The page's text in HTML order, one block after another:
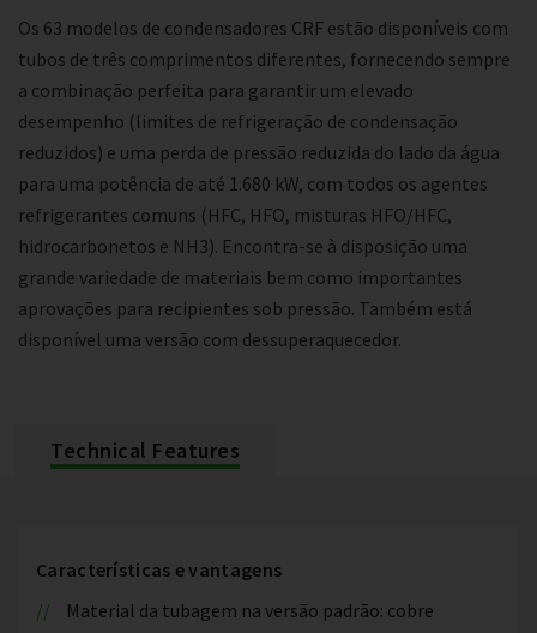
Os 63 modelos de condensadores CRF estão disponíveis com
tubos de três comprimentos diferentes, fornecendo sempre
a combinação perfeita para garantir um elevado
desempenho (limites de refrigeração de condensação
reduzidos) e uma perda de pressão reduzida do lado da água
para uma potência de até 1.680 kW, com todos os agentes
refrigerantes comuns (HFC, HFO, misturas HFO/HFC,
hidrocarbonetos e NH3). Encontra-se à disposição uma
grande variedade de materiais bem como importantes
aprovações para recipientes sob pressão. Também está
disponível uma versão com dessuperaquecedor.
Technical Features
Características e vantagens
Material da tubagem na versão padrão: cobre